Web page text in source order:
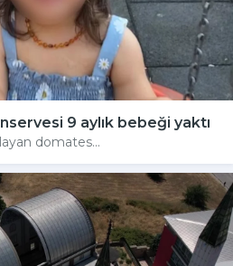
9 aylık bebeği yaktı
domates...